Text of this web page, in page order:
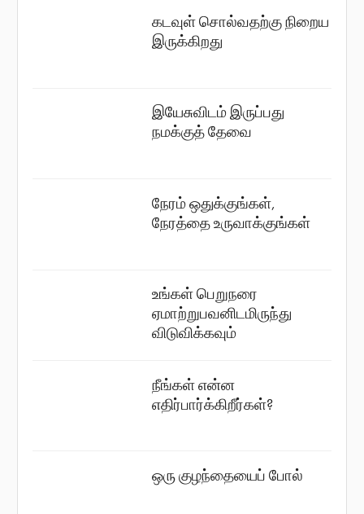
கடவுள் சொல்வதற்கு நிறைய
இருக்கிறது
இயேசுவிடம் இருப்பது
நமக்குத் தேவை
நேரம் ஒதுக்குங்கள்,
நேரத்தை உருவாக்குங்கள்
உங்கள் பெறுநரை
ஏமாற்றுபவனிடமிருந்து
விடுவிக்கவும்
நீங்கள் என்ன
எதிர்பார்க்கிறீர்கள்?
ஒரு குழந்தையைப் போல்